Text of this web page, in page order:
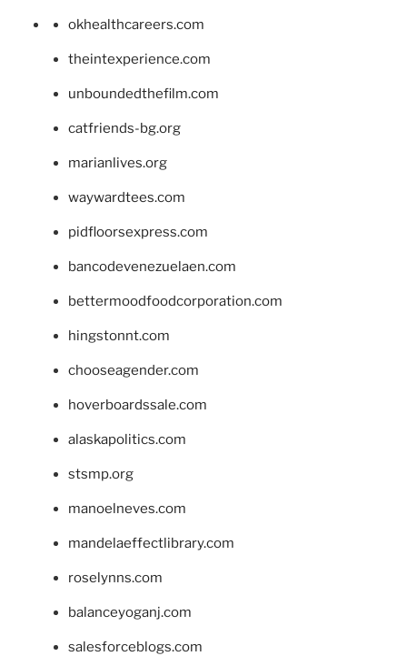
okhealthcareers.com
theintexperience.com
unboundedthefilm.com
catfriends-bg.org
marianlives.org
waywardtees.com
pidfloorsexpress.com
bancodevenezuelaen.com
bettermoodfoodcorporation.com
hingstonnt.com
chooseagender.com
hoverboardssale.com
alaskapolitics.com
stsmp.org
manoelneves.com
mandelaeffectlibrary.com
roselynns.com
balanceyoganj.com
salesforceblogs.com